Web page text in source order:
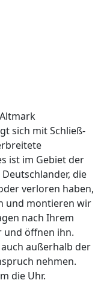
sich mit Schließ-
ist im Gebiet der
die
verloren haben,
und montieren wir
nach Ihrem
und öffnen ihn.
außerhalb der
nehmen.
die Uhr.